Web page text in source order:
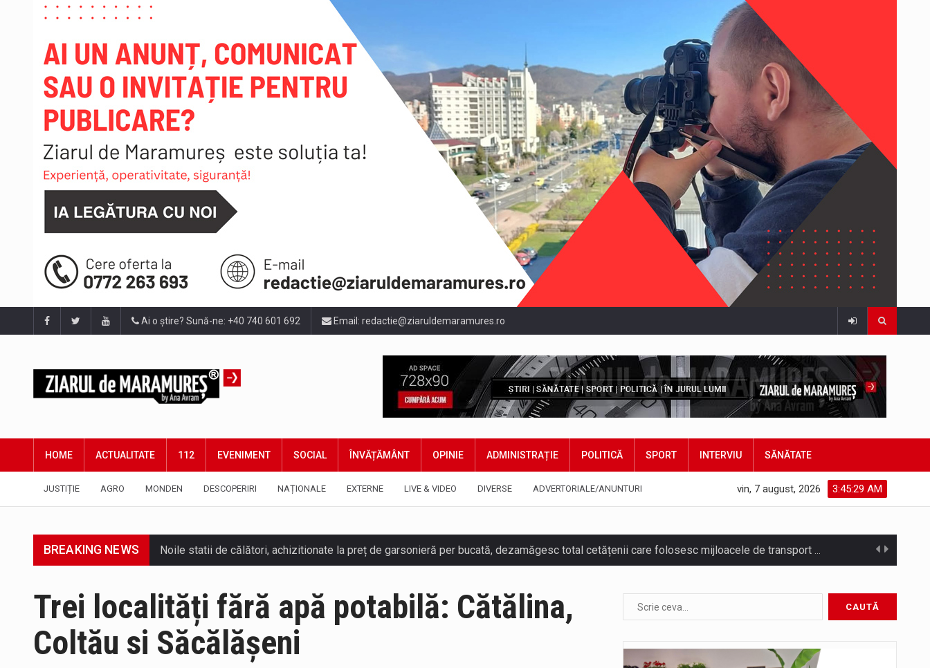
Ai o știre? Sună-ne: +40 740 601 692 Email: redactie@ziaruldemaramures.ro
HOME ACTUALITATE 112 EVENIMENT SOCIAL ÎNVĂȚĂMÂNT OPINIE ADMINISTRAȚIE POLITICĂ SPORT INTERVIU SĂNĂTATE
JUSTIȚIE AGRO MONDEN DESCOPERIRI NAȚIONALE EXTERNE LIVE & VIDEO DIVERSE ADVERTORIALE/ANUNTURI 3:45:31 AM
vin, 7 august, 2026
BREAKING NEWS
Directorul OCPI Maramures, Daniela-Onița Ivascu, a venit cu un răspuns pentru cei care s-au intrebat în aceste zile: Dacă aplicațiile…
Trei localități fără apă potabilă: Cătălina,
Coltău si Săcălășeni